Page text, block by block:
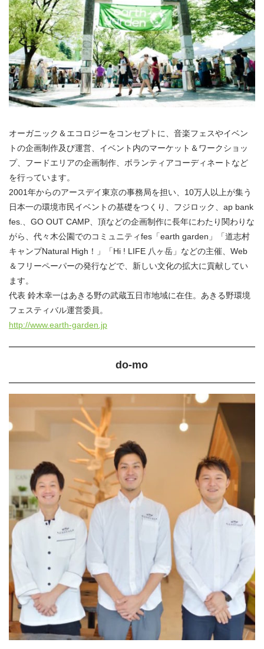
オーガニック＆エコロジーをコンセプトに、音楽フェスやイベン
トの企画制作及び運営、イベント内のマーケット＆ワークショッ
プ、フードエリアの企画制作、ボランティアコーディネートなど
を行っています。
2001年からのアースデイ東京の事務局を担い、10万人以上が集う
日本一の環境市民イベントの基礎をつくり、フジロック、ap bank
fes.、GO OUT CAMP、頂などの企画制作に長年にわたり関わりな
がら、代々木公園でのコミュニティfes「earth garden」「道志村
キャンプNatural High！」「Hi ! LIFE 八ヶ岳」などの主催、Web
＆フリーペーパーの発行などで、新しい文化の拡大に貢献してい
ます。
代表 鈴木幸一はあきる野の武蔵五日市地域に在住。あきる野環境
フェスティバル運営委員。
http://www.earth-garden.jp
do-mo